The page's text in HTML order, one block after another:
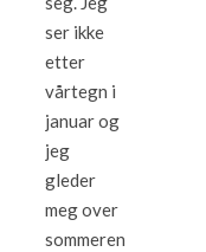
ser ikke
etter
vårtegn i
januar og
jeg
gleder
meg over
sommeren